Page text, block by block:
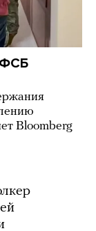
ФСБ
Bloomberg